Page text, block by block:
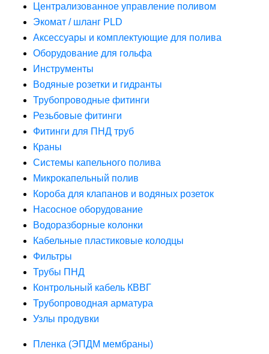
Централизованное управление поливом
Экомат / шланг PLD
Аксессуары и комплектующие для полива
Оборудование для гольфа
Инструменты
Водяные розетки и гидранты
Трубопроводные фитинги
Резьбовые фитинги
Фитинги для ПНД труб
Краны
Системы капельного полива
Микрокапельный полив
Короба для клапанов и водяных розеток
Насосное оборудование
Водоразборные колонки
Кабельные пластиковые колодцы
Фильтры
Трубы ПНД
Контрольный кабель КВВГ
Трубопроводная арматура
Узлы продувки
Пленка (ЭПДМ мембраны)